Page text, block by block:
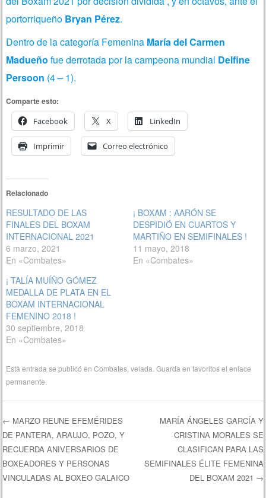
portorriqueño Bryan Pérez.
Dentro de la categoría Femenina María del Carmen
Madueño fue derrotada por la campeona mundial Delfine
Persoon (4 – 1).
Comparte esto:
Facebook
X LinkedIn
Imprimir Correo electrónico
Relacionado
RESULTADO DE LAS
FINALES DEL BOXAM
INTERNACIONAL 2021
6 marzo, 2021
En «Combates»
¡ BOXAM : AARÓN SE
DESPIDIÓ EN CUARTOS Y
MARTIÑO EN SEMIFINALES !
11 mayo, 2018
En «Combates»
¡ TALÍA MUÍÑO GÓMEZ
MEDALLA DE PLATA EN EL
BOXAM INTERNACIONAL
FEMENINO 2018 !
30 septiembre, 2018
En «Combates»
Esta entrada se publicó enCombates ,velada . Guarda en favoritos elenlace
permanente
Navegación de entradas
← MARZO REUNE EFEMÉRIDES
DE PANTERA, ARAUJO, POZO, Y
RECUERDA ANIVERSARIOS DE
BOXEADORES Y PERSONAS
VINCULADAS AL BOXEO GALAICO
MARÍA ÁNGELES GARCÍA Y
CRISTINA MORALES SE
CLASIFICAN PARA LAS
SEMIFINALES ÉLITE FEMENINA
DEL BOXAM 2021 →